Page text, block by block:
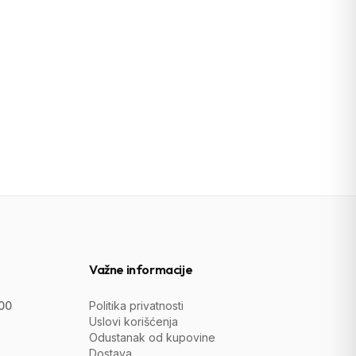
Važne informacije
Politika privatnosti
Uslovi korišćenja
Odustanak od kupovine
Dostava